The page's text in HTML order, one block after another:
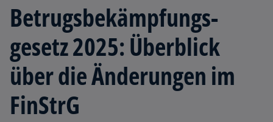
Betrugs­bekämpfungs­
gesetz 2025: Überblick
über die Änderungen im
FinStrG